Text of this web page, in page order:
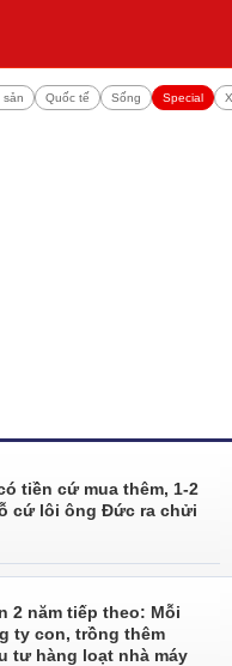
sản Quốc tế Sống Special
tiền cứ mua thêm, 1-2
cứ lôi ông Đức ra chửi
2 năm tiếp theo: Mỗi
ty con, trồng thêm
tư hàng loạt nhà máy